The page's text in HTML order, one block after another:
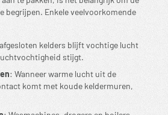
begrijpen. Enkele veelvoorkomende
kelders blijft vochtige lucht
stijgt.
: Wanneer warme lucht uit de
komt met koude keldermuren,